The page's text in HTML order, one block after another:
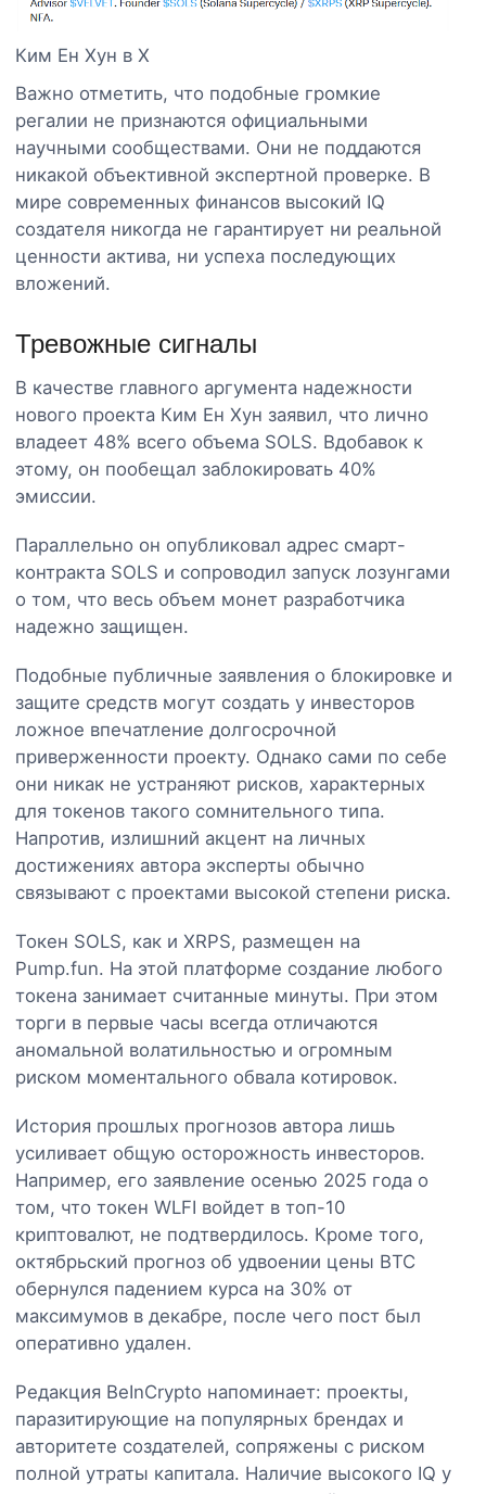
Ким Ен Хун в X
Важно отметить, что подобные громкие
регалии не признаются официальными
научными сообществами. Они не поддаются
никакой объективной экспертной проверке. В
мире современных финансов высокий IQ
создателя никогда не гарантирует ни реальной
ценности актива, ни успеха последующих
вложений.
Тревожные сигналы
В качестве главного аргумента надежности
нового проекта Ким Ен Хун заявил, что лично
владеет 48% всего объема SOLS. Вдобавок к
этому, он пообещал заблокировать 40%
эмиссии.
Параллельно он опубликовал адрес смарт-
контракта SOLS и сопроводил запуск лозунгами
о том, что весь объем монет разработчика
надежно защищен.
Подобные публичные заявления о блокировке и
защите средств могут создать у инвесторов
ложное впечатление долгосрочной
приверженности проекту. Однако сами по себе
они никак не устраняют рисков, характерных
для токенов такого сомнительного типа.
Напротив, излишний акцент на личных
достижениях автора эксперты обычно
связывают с проектами высокой степени риска.
Токен SOLS, как и XRPS, размещен на
Pump.fun. На этой платформе создание любого
токена занимает считанные минуты. При этом
торги в первые часы всегда отличаются
аномальной волатильностью и огромным
риском моментального обвала котировок.
История прошлых прогнозов автора лишь
усиливает общую осторожность инвесторов.
Например, его заявление осенью 2025 года о
том, что токен WLFI войдет в топ-10
криптовалют, не подтвердилось. Кроме того,
октябрьский прогноз об удвоении цены BTC
обернулся падением курса на 30% от
максимумов в декабре, после чего пост был
оперативно удален.
Редакция BeInCrypto напоминает: проекты,
паразитирующие на популярных брендах и
авторитете создателей, сопряжены с риском
полной утраты капитала. Наличие высокого IQ у